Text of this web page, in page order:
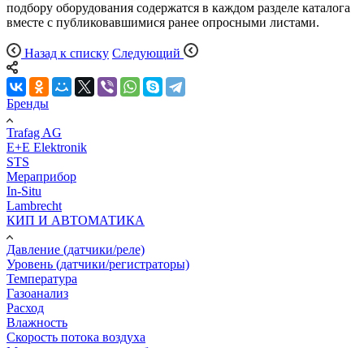
подбору оборудования содержатся в каждом разделе каталога
вместе с публиковавшимися ранее опросными листами.
Назад к списку Следующий
Бренды
Trafag AG
E+E Elektronik
STS
Мераприбор
In-Situ
Lambrecht
КИП И АВТОМАТИКА
Давление (датчики/реле)
Уровень (датчики/регистраторы)
Температура
Газоанализ
Расход
Влажность
Скорость потока воздуха